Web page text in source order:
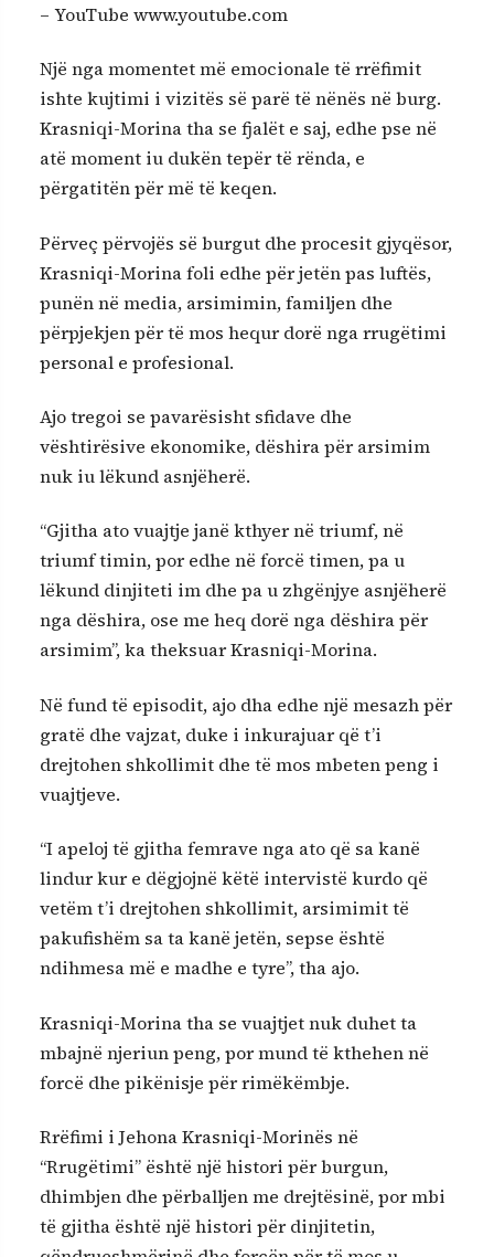
– YouTube www.youtube.com
Një nga momentet më emocionale të rrëfimit
ishte kujtimi i vizitës së parë të nënës në burg.
Krasniqi-Morina tha se fjalët e saj, edhe pse në
atë moment iu dukën tepër të rënda, e
përgatitën për më të keqen.
Përveç përvojës së burgut dhe procesit gjyqësor,
Krasniqi-Morina foli edhe për jetën pas luftës,
punën në media, arsimimin, familjen dhe
përpjekjen për të mos hequr dorë nga rrugëtimi
personal e profesional.
Ajo tregoi se pavarësisht sfidave dhe
vështirësive ekonomike, dëshira për arsimim
nuk iu lëkund asnjëherë.
“Gjitha ato vuajtje janë kthyer në triumf, në
triumf timin, por edhe në forcë timen, pa u
lëkund dinjiteti im dhe pa u zhgënjye asnjëherë
nga dëshira, ose me heq dorë nga dëshira për
arsimim”, ka theksuar Krasniqi-Morina.
Në fund të episodit, ajo dha edhe një mesazh për
gratë dhe vajzat, duke i inkurajuar që t’i
drejtohen shkollimit dhe të mos mbeten peng i
vuajtjeve.
“I apeloj të gjitha femrave nga ato që sa kanë
lindur kur e dëgjojnë këtë intervistë kurdo që
vetëm t’i drejtohen shkollimit, arsimimit të
pakufishëm sa ta kanë jetën, sepse është
ndihmesa më e madhe e tyre”, tha ajo.
Krasniqi-Morina tha se vuajtjet nuk duhet ta
mbajnë njeriun peng, por mund të kthehen në
forcë dhe pikënisje për rimëkëmbje.
Rrëfimi i Jehona Krasniqi-Morinës në
“Rrugëtimi” është një histori për burgun,
dhimbjen dhe përballjen me drejtësinë, por mbi
të gjitha është një histori për dinjitetin,